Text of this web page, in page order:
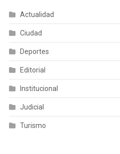
Actualidad
Ciudad
Deportes
Editorial
Institucional
Judicial
Turismo